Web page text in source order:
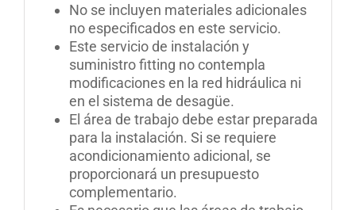
No se incluyen materiales adicionales
no especificados en este servicio.
Este servicio de instalación y
suministro fitting no contempla
modificaciones en la red hidráulica ni
en el sistema de desagüe.
El área de trabajo debe estar preparada
para la instalación. Si se requiere
acondicionamiento adicional, se
proporcionará un presupuesto
complementario.